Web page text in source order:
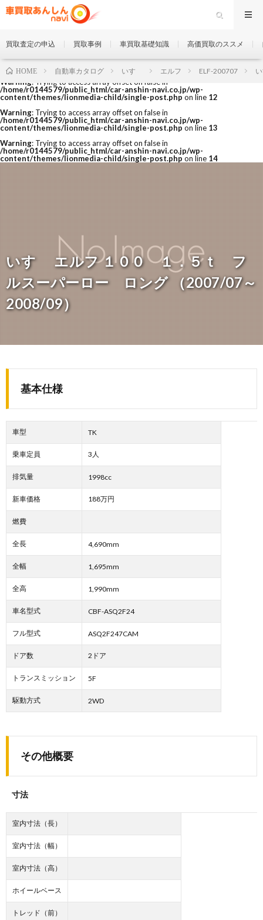
Warning: Trying to access array offset on false in
/home/r0144579/public_html/car-anshin-navi.co.jp/wp-
content/themes/lionmedia-child/single-post.php on line 12
Warning: Trying to access array offset on false in
/home/r0144579/public_html/car-anshin-navi.co.jp/wp-
content/themes/lionmedia-child/single-post.php on line 13
Warning: Trying to access array offset on false in
/home/r0144579/public_html/car-anshin-navi.co.jp/wp-
content/themes/lionmedia-child/single-post.php on line 14
買取査定の申込 買取事例 車買取基礎知識 高価買取のススメ
いすゞ エルフ １００ １．５ｔ フ
ルスーパーロー ロング （2007/07～
2008/09）
HOME 自動車カタログ いすゞ エルフ ELF-200707
基本仕様
車型 TK
乗車定員 3人
排気量 1998cc
新車価格 188万円
燃費
全長 4,690mm
全幅 1,695mm
全高 1,990mm
車名型式 CBF-ASQ2F24
フル型式 ASQ2F247CAM
ドア数 2ドア
トランスミッション 5F
駆動方式 2WD
その他概要
寸法
室内寸法（長）
室内寸法（幅）
室内寸法（高）
ホイールベース
トレッド（前）